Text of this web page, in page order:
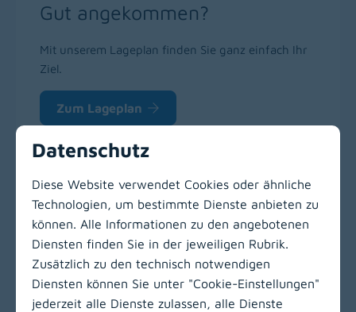
Gut angekommen?
Mit unserem Lageplan finden Sie ganz einfach Ihr
Ziel.
Zum Lageplan
Zur Hauptnavigation
Datenschutz
Diese Website verwendet Cookies oder ähnliche
Technologien, um bestimmte Dienste anbieten zu
können. Alle Informationen zu den angebotenen
Diensten finden Sie in der jeweiligen Rubrik.
Zusätzlich zu den technisch notwendigen
Diensten können Sie unter "Cookie-Einstellungen"
jederzeit alle Dienste zulassen, alle Dienste